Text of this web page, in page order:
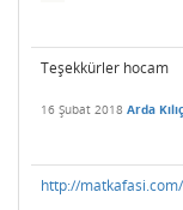
Teşekkürler hocam
16 Şubat 2018 Arda Kılıç
http://